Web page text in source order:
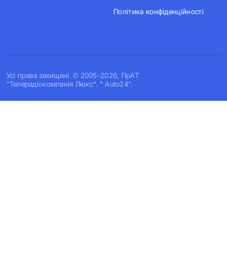
Усi права захищенi. © 2005-2026, ПрАТ
"Телерадіокомпанія Люкс". " Auto24".
Політика конфіденційності